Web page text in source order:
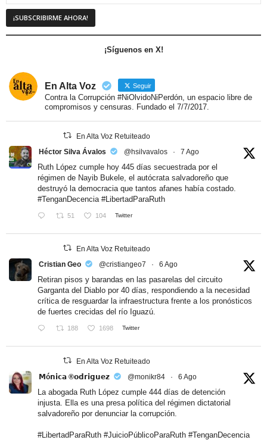
¡Síguenos en X!
En Alta Voz Seguir
Contra la Corrupción #NiOlvidoNiPerdón, un espacio libre de
compromisos y censuras. Fundado el 7/7/2017.
En Alta Voz Retuiteado
Héctor Silva Ávalos
@hsilvavalos · 7 Ago
Ruth López cumple hoy 445 días secuestrada por el
régimen de Nayib Bukele, el autócrata salvadoreño que
destruyó la democracia que tantos afanes había costado.
#TenganDecencia #LibertadParaRuth
51 104 Twitter
En Alta Voz Retuiteado
Cristian Geo
@cristiangeo7 · 6 Ago
Retiran pisos y barandas en las pasarelas del circuito
Garganta del Diablo por 40 días, respondiendo a la necesidad
crítica de resguardar la infraestructura frente a los pronósticos
de fuertes crecidas del río Iguazú.
188 1698 Twitter
En Alta Voz Retuiteado
𝗠ó𝗻𝗶𝗰𝗮 ®𝗼𝗱𝗿𝗶𝗴𝘂𝗲𝘇
@monikr84 · 6 Ago
La abogada Ruth López cumple 444 días de detención
injusta. Ella es una presa política del régimen dictatorial
salvadoreño por denunciar la corrupción.
#LibertadParaRuth #JuicioPúblicoParaRuth #TenganDecencia